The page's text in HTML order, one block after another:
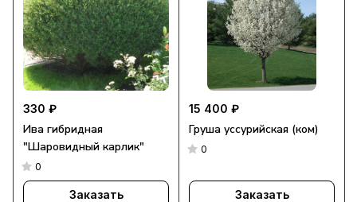
330 ₽
Ива гибридная
"Шаровидный карлик"
0
Заказать
15 400 ₽
Груша уссурийская (ком)
0
Заказать